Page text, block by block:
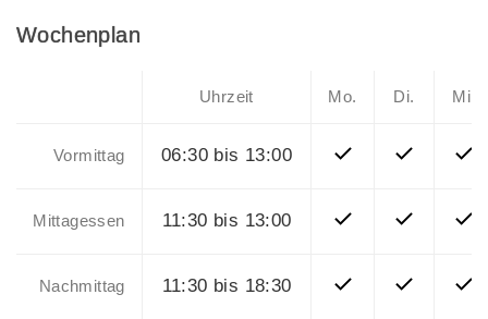
Wochenplan
Uhrzeit Mo. Di. Mi.
Vormittag 06:30 bis 13:00
Mittagessen 11:30 bis 13:00
Nachmittag 11:30 bis 18:30